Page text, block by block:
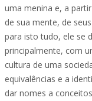
uma menina e, a
de sua mente, de
para isto tudo, ele se
principalmente, com
cultura de uma
equivalências e a
dar nomes a